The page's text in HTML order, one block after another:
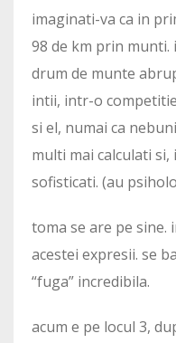
imaginati-va ca in
98 de km prin munti.
drum de munte
intii, intr-o
si el, numai ca
multi mai calculati
sofisticati. (au
toma se are pe sine.
acestei expresii. se
“fuga” incredibila.
acum e pe locul 3,